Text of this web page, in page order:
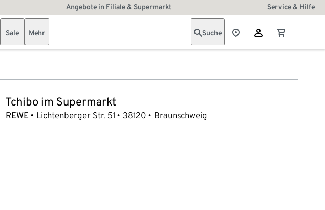
Angebote in Filiale & Supermarkt Service & Hilfe
Sale Mehr Suche
Tchibo im Supermarkt
REWE Lichtenberger Str. 51 38120 Braunschweig